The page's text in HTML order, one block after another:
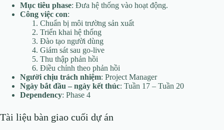
Mục tiêu phase: Đưa hệ thống vào hoạt động.
Công việc con:
Chuẩn bị môi trường sản xuất
Triển khai hệ thống
Đào tạo người dùng
Giám sát sau go-live
Thu thập phản hồi
Điều chỉnh theo phản hồi
Người chịu trách nhiệm: Project Manager
Ngày bắt đầu – ngày kết thúc: Tuần 17 – Tuần 20
Dependency: Phase 4
Tài liệu bàn giao cuối dự án